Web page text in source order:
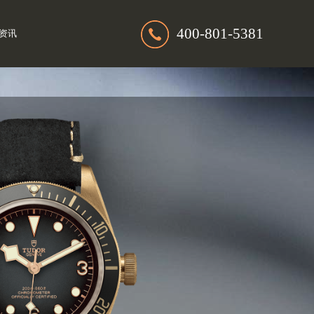
讯 400-801-5381